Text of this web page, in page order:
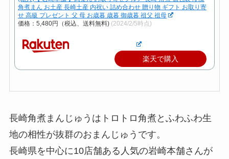
角煮まん お土産 長崎土産 内祝い 詰め合わせ 贈り物 ギフト お取り寄
せ 高級 プレゼント 父 母 お歳暮 歳暮 御歳暮 祖父 祖母
価格：5,480円（税込、送料無料) (2024/2/5時点)
楽天で購入
長崎角煮まんじゅうはトロトロ角煮とふわふわ生
地の相性が抜群のおまんじゅうです。
長崎県を中心に10店舗ある人気の岩崎本舗さんが